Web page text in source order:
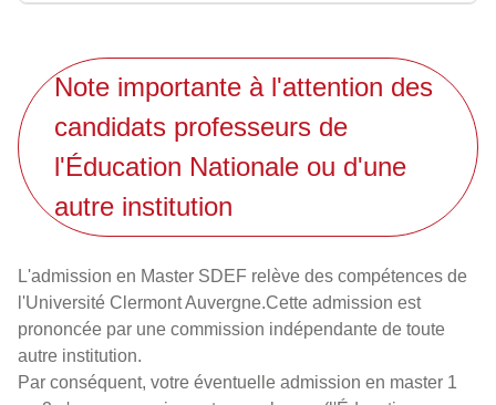
Note importante à l'attention des
candidats professeurs de
l'Éducation Nationale ou d'une
autre institution
L'admission en Master SDEF relève des compétences de
l'Université Clermont Auvergne.Cette admission est
prononcée par une commission indépendante de toute
autre institution.
Par conséquent, votre éventuelle admission en master 1